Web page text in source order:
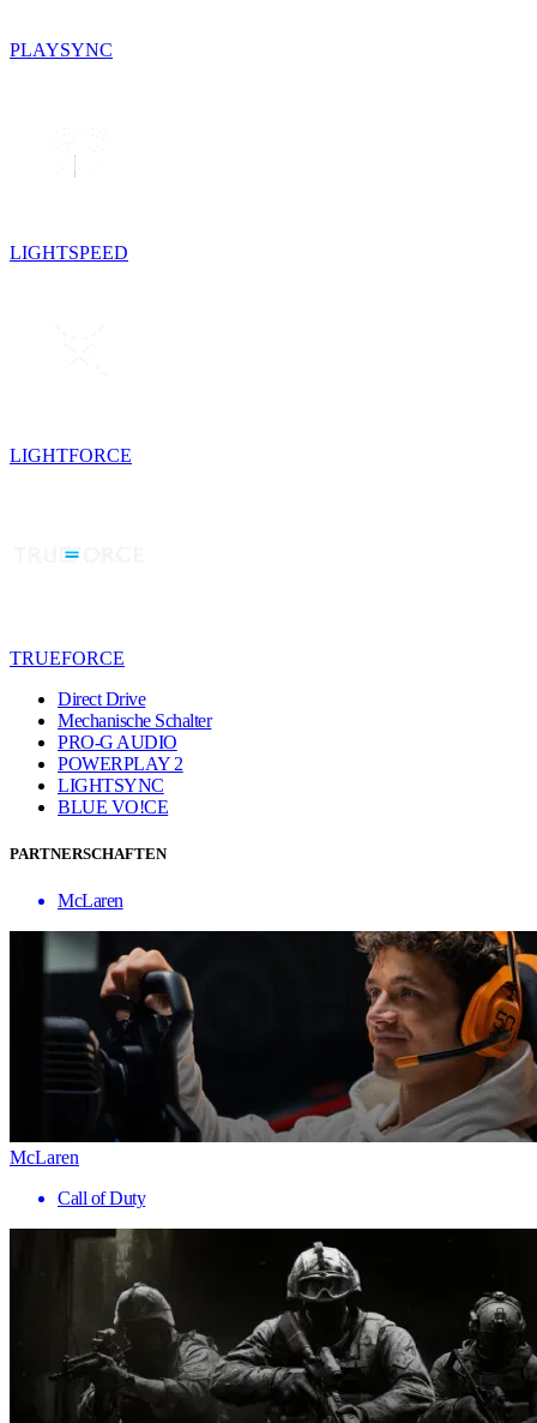
PLAYSYNC
LIGHTSPEED
LIGHTFORCE
TRUEFORCE
Direct Drive
Mechanische Schalter
PRO-G AUDIO
POWERPLAY 2
LIGHTSYNC
BLUE VO!CE
PARTNERSCHAFTEN
McLaren
McLaren
Call of Duty